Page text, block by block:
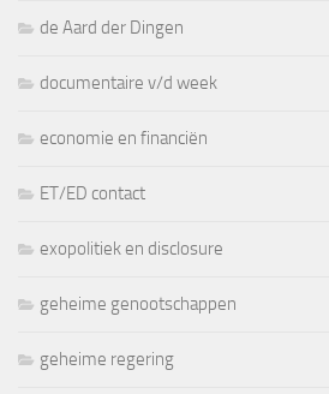
de Aard der Dingen
documentaire v/d week
economie en financiën
ET/ED contact
exopolitiek en disclosure
geheime genootschappen
geheime regering